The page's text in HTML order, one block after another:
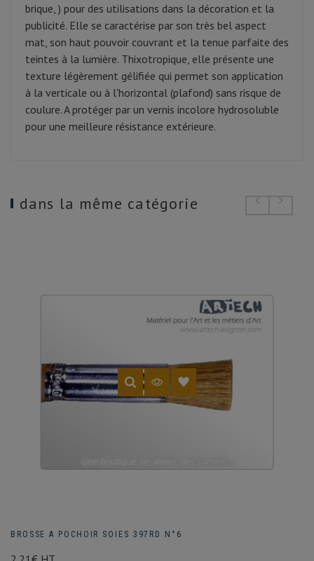
brique, ) pour des utilisations dans la décoration et la
publicité. Elle se caractérise par son très bel aspect
mat, son haut pouvoir couvrant et la tenue parfaite des
teintes à la lumière. Thixotropique, elle présente une
texture légèrement gélifiée qui permet son application
à la verticale ou à l'horizontal (plafond) sans risque de
coulure. A protéger par un vernis incolore hydrosoluble
pour une meilleure résistance extérieure.
dans la même catégorie
BROSSE A POCHOIR SOIES 397RD N°6